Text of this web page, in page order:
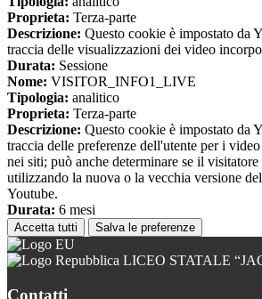
Proprieta: Terza-parte
Descrizione: Questo cookie è impostato da
traccia delle visualizzazioni dei video
Durata: Sessione
Nome: VISITOR_INFO1_LIVE
Tipologia: analitico
Proprieta: Terza-parte
Descrizione: Questo cookie è impostato da
traccia delle preferenze dell'utente per i
nei siti; può anche determinare se il
utilizzando la nuova o la vecchia versione
Youtube.
Durata: 6 mesi
Accetta tutti Salva le preferenze
LICEO STATALE
Contatti